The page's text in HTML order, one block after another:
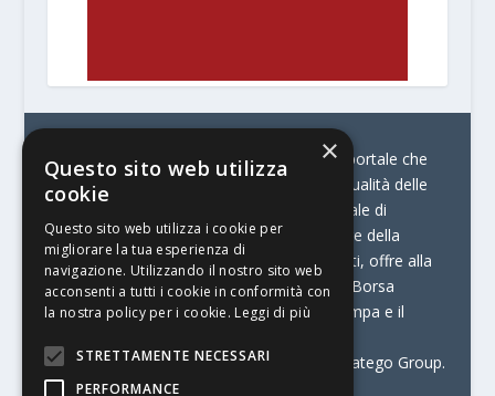
© Stratego Group –
stampamedia.net è il portale che
racconta le innovazioni tecnologiche e l’attualità delle
aziende di stampa e di converting. È il portale di
riferimento per chi opera in Italia nel settore della
comunicazione stampata. Oltre ai contenuti, offre alla
propria community diversi servizi come:
la Borsa
Lavoro, la Print Connection, i Big della Stampa e il
Stampamedia.net è una delle testate di Stratego Group.
×
Questo sito web utilizza
cookie
Questo sito web utilizza i cookie per
migliorare la tua esperienza di
navigazione. Utilizzando il nostro sito web
acconsenti a tutti i cookie in conformità con
la nostra policy per i cookie. Leggi di più
STRETTAMENTE NECESSARI
PERFORMANCE